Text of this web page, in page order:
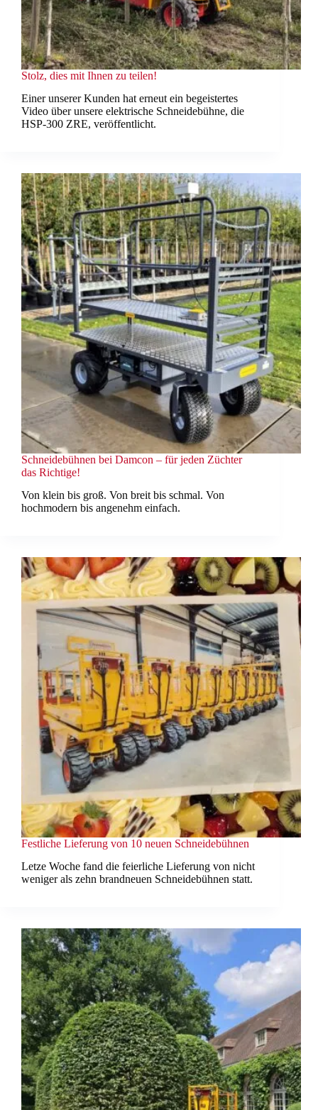
Stolz, dies mit Ihnen zu teilen!
Einer unserer Kunden hat erneut ein begeistertes
Video über unsere elektrische Schneidebühne, die
HSP-300 ZRE, veröffentlicht.
Schneidebühnen bei Damcon – für jeden Züchter
das Richtige!
Von klein bis groß. Von breit bis schmal. Von
hochmodern bis angenehm einfach.
Festliche Lieferung von 10 neuen Schneidebühnen
Letze Woche fand die feierliche Lieferung von nicht
weniger als zehn brandneuen Schneidebühnen statt.